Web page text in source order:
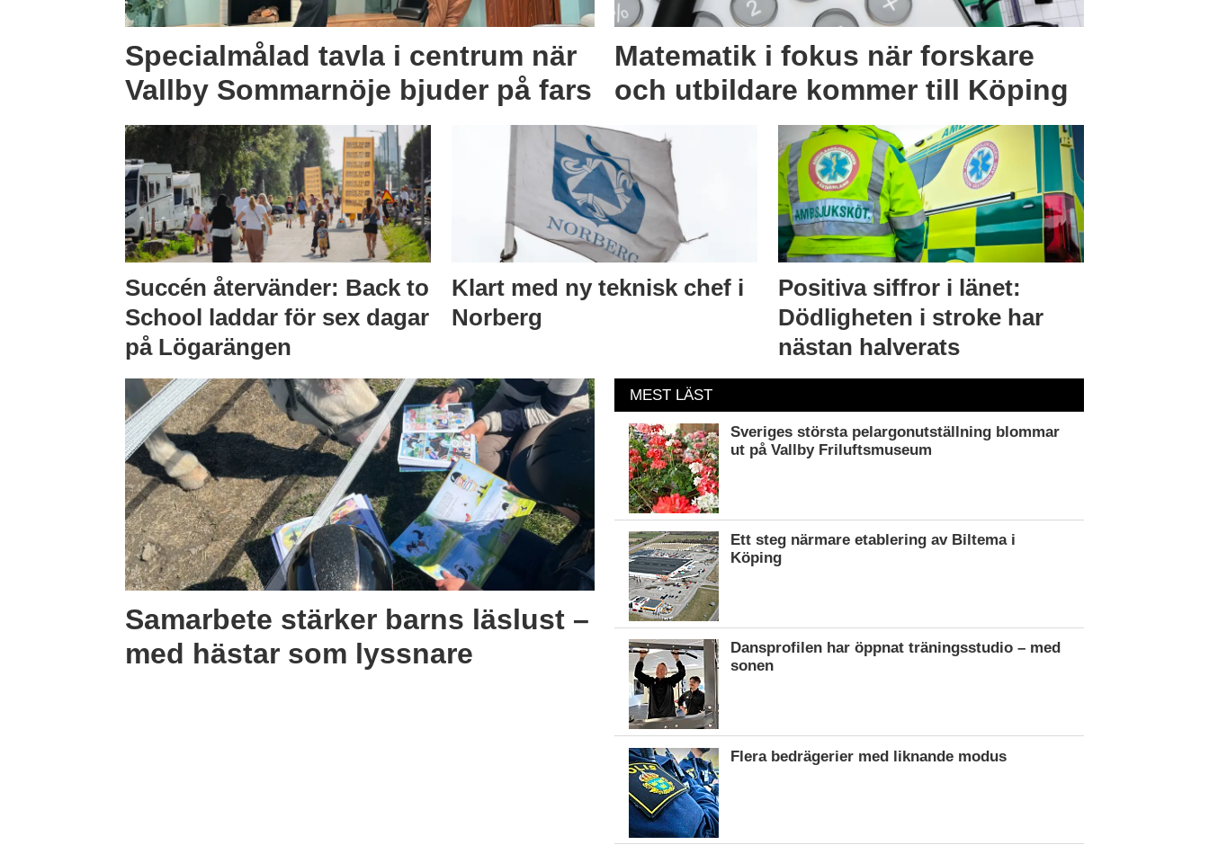
Specialmålad tavla i centrum när
Vallby Sommarnöje bjuder på fars
Matematik i fokus när forskare
och utbildare kommer till Köping
Succén återvänder: Back to
School laddar för sex dagar
på Lögarängen
Klart med ny teknisk chef i
Norberg
Positiva siffror i länet:
Dödligheten i stroke har
nästan halverats
Samarbete stärker barns läslust –
med hästar som lyssnare
MEST LÄST
Sveriges största pelargonutställning blommar
ut på Vallby Friluftsmuseum
Ett steg närmare etablering av Biltema i
Köping
Dansprofilen har öppnat träningsstudio – med
sonen
Flera bedrägerier med liknande modus